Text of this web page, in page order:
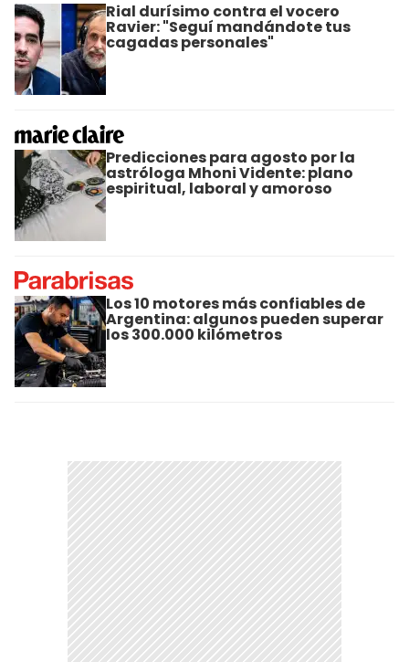
Rial durísimo contra el vocero
Ravier: "Seguí mandándote tus
cagadas personales"
Predicciones para agosto por la
astróloga Mhoni Vidente: plano
espiritual, laboral y amoroso
Los 10 motores más confiables de
Argentina: algunos pueden superar
los 300.000 kilómetros